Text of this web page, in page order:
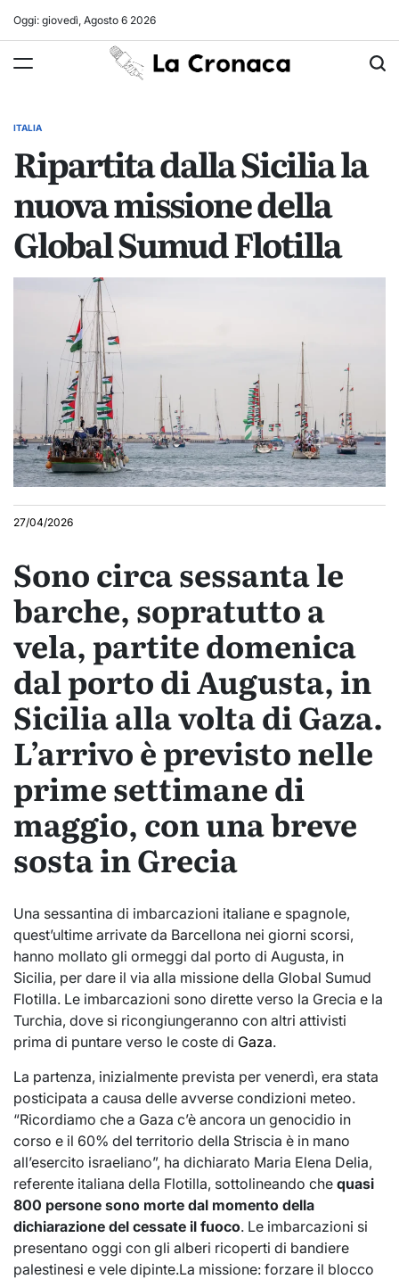
Oggi: giovedì, Agosto 6 2026
La
Cronaca
POSTED
ITALIA
Ripartita dalla Sicilia la
nuova missione della
Global Sumud Flotilla
27/04/2026
Sono circa sessanta le
barche, sopratutto a
vela, partite domenica
dal porto di Augusta, in
Sicilia alla volta di Gaza.
L’arrivo è previsto nelle
prime settimane di
maggio, con una breve
sosta in Grecia
Una sessantina di imbarcazioni italiane e spagnole,
quest’ultime arrivate da Barcellona nei giorni scorsi,
hanno mollato gli ormeggi dal porto di Augusta, in
Sicilia, per dare il via alla missione della Global Sumud
Flotilla. Le imbarcazioni sono dirette verso la Grecia e la
Turchia, dove si ricongiungeranno con altri attivisti
prima di puntare verso le coste di Gaza.
La partenza, inizialmente prevista per venerdì, era stata
posticipata a causa delle avverse condizioni meteo.
“Ricordiamo che a Gaza c’è ancora un genocidio in
corso e il 60% del territorio della Striscia è in mano
all’esercito israeliano”, ha dichiarato Maria Elena Delia,
referente italiana della Flotilla, sottolineando che quasi
800 persone sono morte dal momento della
dichiarazione del cessate il fuoco. Le imbarcazioni si
presentano oggi con gli alberi ricoperti di bandiere
palestinesi e vele dipinte.La missione: forzare il blocco